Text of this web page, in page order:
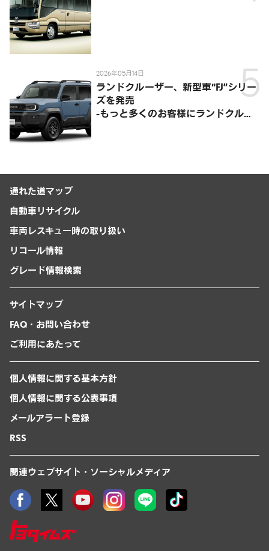
2026年05月14日
ランドクルーザー、新型車“FJ”シリー
ズを発売
-もっと多くのお客様にランドクルー
通れた道マップ
自動車リサイクル
車両レスキュー時の取り扱い
リコール情報
グレード情報検索
サイトマップ
FAQ・お問い合わせ
ご利用にあたって
個人情報に関する基本方針
個人情報に関する公表事項
メールアラート登録
RSS
関連ウェブサイト・ソーシャルメディア